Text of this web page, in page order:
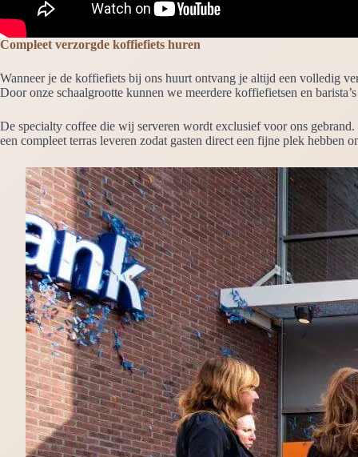
t
i
Compleet verzorgde koffiefiets huren
Wanneer je de koffiefiets bij ons huurt ontvang je altijd een volledig
Door onze schaalgrootte kunnen we meerdere koffiefietsen en
De specialty coffee die wij serveren wordt exclusief voor ons
een compleet terras leveren zodat gasten direct een fijne plek hebben